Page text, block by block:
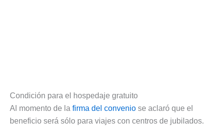
Condición para el hospedaje gratuito
Al momento de la firma del convenio se aclaró que el
beneficio será sólo para viajes con centros de jubilados.